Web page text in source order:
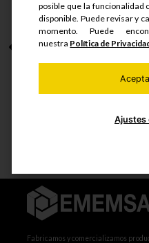
Fabricamos y comercializamos
posible que la funcionalidad
disponible. Puede revisar y
momento. Puede
nuestra Política de
Ajustes